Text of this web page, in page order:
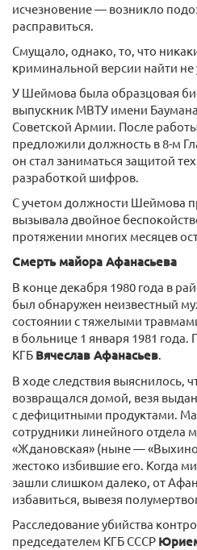
исчезновение — возникло
расправиться.
Смущало, однако, то, что
криминальной версии найти не
У Шеймова была образцовая
выпускник МВТУ имени
Советской Армии. После
предложили должность в 8-м
он стал заниматься защитой
разработкой шифров.
С учетом должности Шеймова
вызывала двойное
протяжении многих месяцев
Смерть майора Афанасьева
В конце декабря 1980 года в
был обнаружен неизвестный
состоянии с тяжелыми
в больнице 1 января 1981
КГБ Вячеслав Афанасьев.
В ходе следствия выяснилось,
возвращался домой, везя
с дефицитными продуктами.
сотрудники линейного отдела
«Ждановская» (ныне —
жестоко избившие его. Когда
зашли слишком далеко, от
избавиться, вывезя
Расследование убийства
председателем КГБ СССР